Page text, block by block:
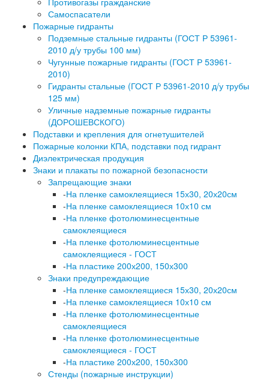
Самоспасатели
Пожарные гидранты
Подземные стальные гидранты (ГОСТ Р 53961-
2010 д/у трубы 100 мм)
Чугунные пожарные гидранты (ГОСТ Р 53961-
2010)
Гидранты стальные (ГОСТ Р 53961-2010 д/у трубы
125 мм)
Уличные надземные пожарные гидранты
(ДОРОШЕВСКОГО)
Подставки и крепления для огнетушителей
Пожарные колонки КПА, подставки под гидрант
Диэлектрическая продукция
Знаки и плакаты по пожарной безопасности
Запрещающие знаки
-На пленке самоклеящиеся 15х30, 20х20см
-На пленке самоклеящиеся 10х10 см
-На пленке фотолюминесцентные
самоклеящиеся
-На пленке фотолюминесцентные
самоклеящиеся - ГОСТ
-На пластике 200х200, 150х300
Знаки предупреждающие
-На пленке самоклеящиеся 15х30, 20х20см
-На пленке самоклеящиеся 10х10 см
-На пленке фотолюминесцентные
самоклеящиеся
-На пленке фотолюминесцентные
самоклеящиеся - ГОСТ
-На пластике 200х200, 150х300
Стенды (пожарные инструкции)